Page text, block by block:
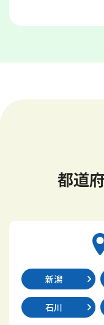
都道
新潟
石川